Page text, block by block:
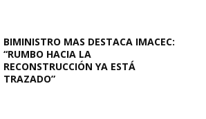
BIMINISTRO MAS DESTACA IMACEC:
“RUMBO HACIA LA
RECONSTRUCCIÓN YA ESTÁ
TRAZADO”